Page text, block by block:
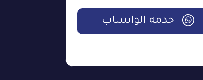
خدمة الواتساب